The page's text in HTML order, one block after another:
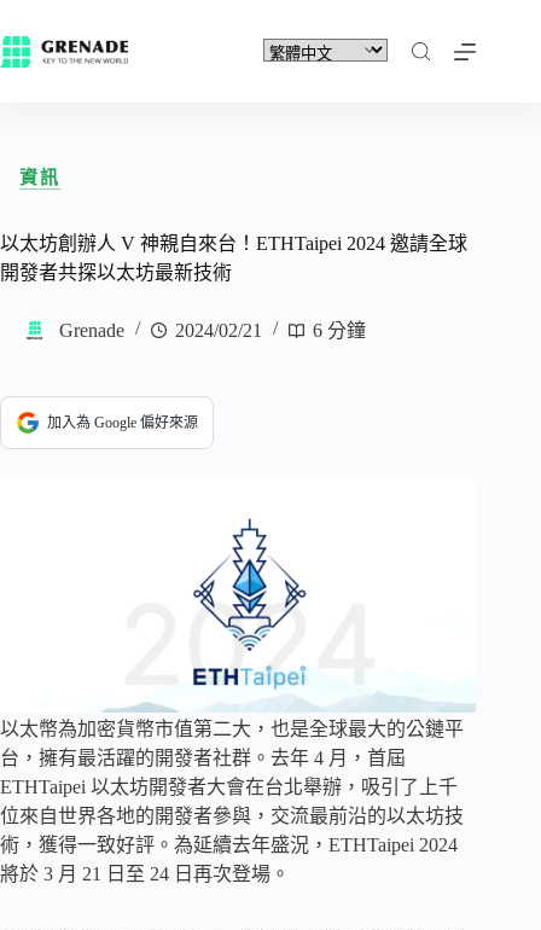
資訊
以太坊創辦人 V 神親自來台！ETHTaipei 2024 邀請全球
開發者共探以太坊最新技術
Grenade 2024/02/21 6 分鐘
加入為 Google 偏好來源
以太幣為加密貨幣市值第二大，也是全球最大的公鏈平
台，擁有最活躍的開發者社群。去年 4 月，首屆
ETHTaipei 以太坊開發者大會在台北舉辦，吸引了上千
位來自世界各地的開發者參與，交流最前沿的以太坊技
術，獲得一致好評。為延續去年盛況，ETHTaipei 2024
將於 3 月 21 日至 24 日再次登場。